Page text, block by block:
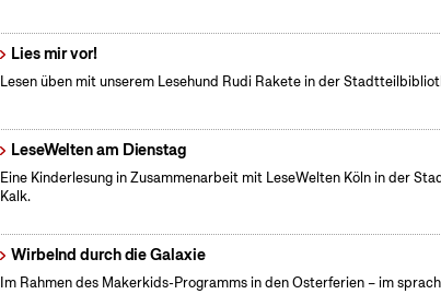
Lies mir vor!
Lesen üben mit unserem Lesehund Rudi Rakete in der
LeseWelten am Dienstag
Eine Kinderlesung in Zusammenarbeit mit LeseWelten Köln in der
Kalk.
Wirbelnd durch die Galaxie
Im Rahmen des Makerkids-Programms in den Osterferien – im